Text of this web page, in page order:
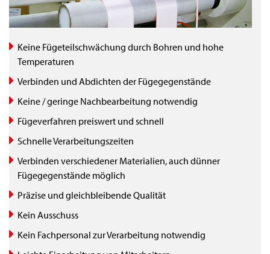
Keine Fügeteilschwächung durch Bohren und hohe
Temperaturen
Verbinden und Abdichten der Fügegegenstände
Keine / geringe Nachbearbeitung notwendig
Fügeverfahren preiswert und schnell
Schnelle Verarbeitungszeiten
Verbinden verschiedener Materialien, auch dünner
Fügegegenstände möglich
Präzise und gleichbleibende Qualität
Kein Ausschuss
Kein Fachpersonal zur Verarbeitung notwendig